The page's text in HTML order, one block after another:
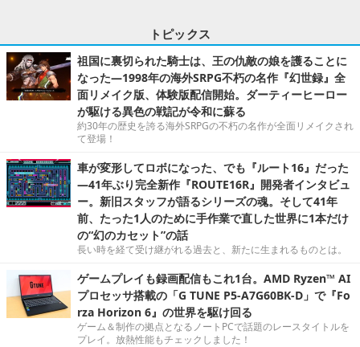
トピックス
祖国に裏切られた騎士は、王の仇敵の娘を護ることに
なった―1998年の海外SRPG不朽の名作『幻世録』全
面リメイク版、体験版配信開始。ダーティーヒーロー
が駆ける異色の戦記が令和に蘇る
約30年の歴史を誇る海外SRPGの不朽の名作が全面リメイクされ
て登場！
車が変形してロボになった、でも『ルート16』だった
―41年ぶり完全新作『ROUTE16R』開発者インタビュ
ー。新旧スタッフが語るシリーズの魂。そして41年
前、たった1人のために手作業で直した世界に1本だけ
の“幻のカセット”の話
長い時を経て受け継がれる過去と、新たに生まれるものとは。
ゲームプレイも録画配信もこれ1台。AMD Ryzen™ AI
プロセッサ搭載の「G TUNE P5-A7G60BK-D」で『Fo
rza Horizon 6』の世界を駆け回る
ゲーム＆制作の拠点となるノートPCで話題のレースタイトルを
プレイ。放熱性能もチェックしました！